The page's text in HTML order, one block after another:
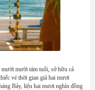
mười tám tuổi, sở hữu cả
vé thời gian giá hai mươi
Bảy, liệu hai mươi nghìn đồng